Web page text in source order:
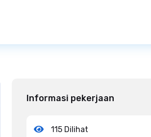
Informasi pekerjaan
115 Dilihat